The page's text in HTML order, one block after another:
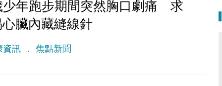
少年跑步期間突然胸口劇痛 求
臟內藏縫線針
資訊 焦點新聞